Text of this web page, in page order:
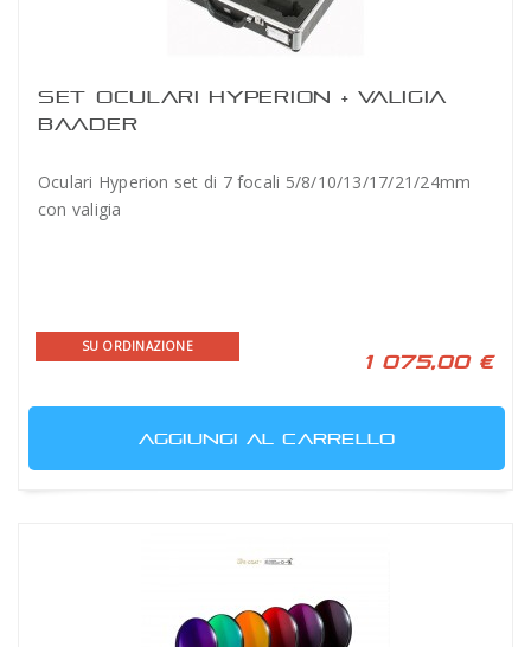
SET OCULARI HYPERION + VALIGIA
BAADER
Oculari Hyperion set di 7 focali 5/8/10/13/17/21/24mm
con valigia
SU ORDINAZIONE
1 075,00 €
AGGIUNGI AL CARRELLO